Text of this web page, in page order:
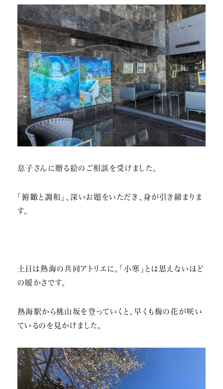
息子さんに贈る絵のご相談を受けました。
「俯瞰と調和」、深いお題をいただき、身が引き締まりま
す。
土日は熱海の共同アトリエに。「小寒」とは思えないほど
の暖かさです。
熱海駅から桃山坂を登っていくと、早くも梅の花が咲い
ているのを見かけました。